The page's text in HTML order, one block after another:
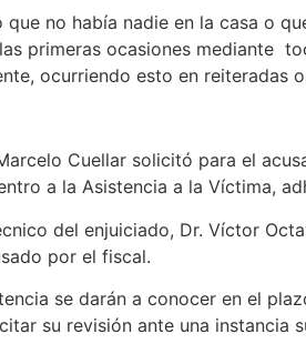
que no había nadie en la casa o
primeras ocasiones mediante
ocurriendo esto en reiteradas
Cuellar solicitó para el
a la Asistencia a la Víctima,
del enjuiciado, Dr. Víctor
por el fiscal.
se darán a conocer en el
su revisión ante una instancia